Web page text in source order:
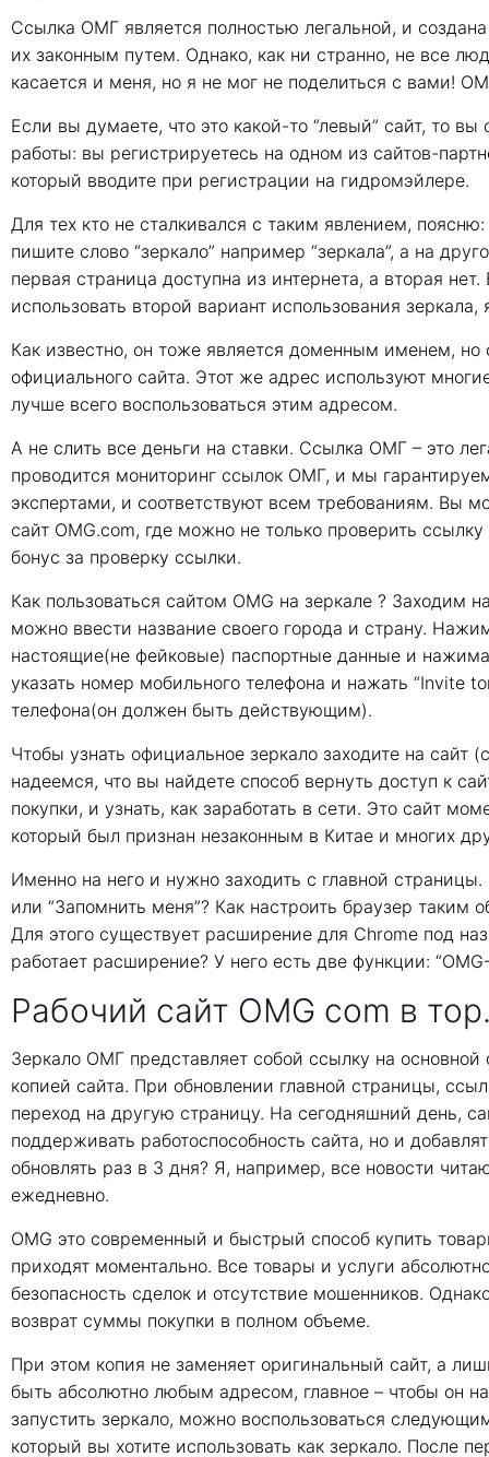
Ссылка ОМГ является полностью легальной, и
их законным путем. Однако, как ни странно, не все
касается и меня, но я не мог не поделиться с вами!
Если вы думаете, что это какой-то “левый” сайт, то
работы: вы регистрируетесь на одном из сайтов-
который вводите при регистрации на гидромэйлере.
Для тех кто не сталкивался с таким явлением,
пишите слово “зеркало” например “зеркала”, а на
первая страница доступна из интернета, а вторая
использовать второй вариант использования
Как известно, он тоже является доменным именем,
официального сайта. Этот же адрес используют
лучше всего воспользоваться этим адресом.
А не слить все деньги на ставки. Ссылка ОМГ – это
проводится мониторинг ссылок ОМГ, и мы
экспертами, и соответствуют всем требованиям. Вы
сайт OMG.com, где можно не только проверить
бонус за проверку ссылки.
Как пользоваться сайтом OMG на зеркале ?
можно ввести название своего города и страну.
настоящие(не фейковые) паспортные данные и
указать номер мобильного телефона и нажать “Invite
телефона(он должен быть действующим).
Чтобы узнать официальное зеркало заходите на сайт
надеемся, что вы найдете способ вернуть доступ к
покупки, и узнать, как заработать в сети. Это сайт
который был признан незаконным в Китае и многих
Именно на него и нужно заходить с главной
или “Запомнить меня”? Как настроить браузер таким
Для этого существует расширение для Chrome под
работает расширение? У него есть две функции:
Рабочий сайт OMG com в
Зеркало ОМГ представляет собой ссылку на основной
копией сайта. При обновлении главной страницы,
переход на другую страницу. На сегодняшний день,
поддерживать работоспособность сайта, но и
обновлять раз в 3 дня? Я, например, все новости
ежедневно.
OMG это современный и быстрый способ купить
приходят моментально. Все товары и услуги
безопасность сделок и отсутствие мошенников.
возврат суммы покупки в полном объеме.
При этом копия не заменяет оригинальный сайт, а
быть абсолютно любым адресом, главное – чтобы он
запустить зеркало, можно воспользоваться
который вы хотите использовать как зеркало. После